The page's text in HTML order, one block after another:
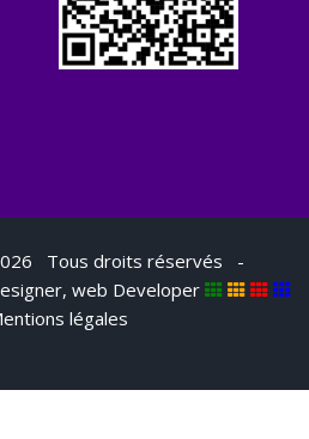
Tous droits réservés -
web Developer
légales